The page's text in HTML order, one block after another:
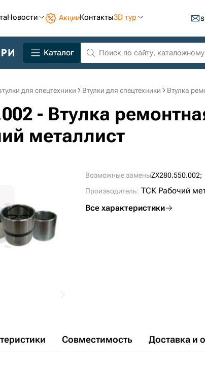
Новости АкцииКонтакты3D тур
Каталог
для спецтехники Втулки для спецтехники Втулка
- Втулка
металлист
Возможные заменыZX280.550.002;
Производитель: ТСК Рабочий
Все характеристики
Совместимость Доставка и